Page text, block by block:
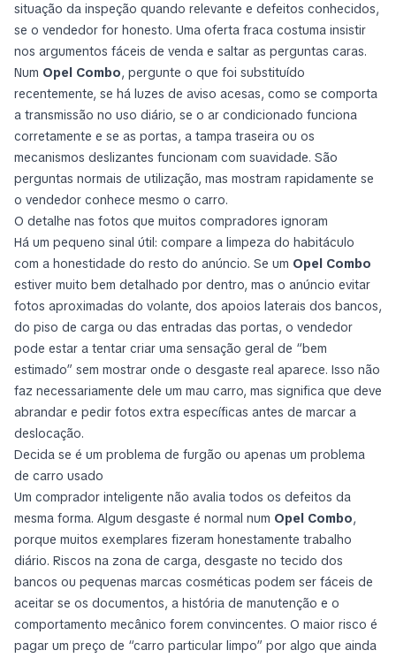
situação da inspeção quando relevante e defeitos conhecidos,
se o vendedor for honesto. Uma oferta fraca costuma insistir
nos argumentos fáceis de venda e saltar as perguntas caras.
Num Opel Combo, pergunte o que foi substituído
recentemente, se há luzes de aviso acesas, como se comporta
a transmissão no uso diário, se o ar condicionado funciona
corretamente e se as portas, a tampa traseira ou os
mecanismos deslizantes funcionam com suavidade. São
perguntas normais de utilização, mas mostram rapidamente se
o vendedor conhece mesmo o carro.
O detalhe nas fotos que muitos compradores ignoram
Há um pequeno sinal útil: compare a limpeza do habitáculo
com a honestidade do resto do anúncio. Se um Opel Combo
estiver muito bem detalhado por dentro, mas o anúncio evitar
fotos aproximadas do volante, dos apoios laterais dos bancos,
do piso de carga ou das entradas das portas, o vendedor
pode estar a tentar criar uma sensação geral de “bem
estimado” sem mostrar onde o desgaste real aparece. Isso não
faz necessariamente dele um mau carro, mas significa que deve
abrandar e pedir fotos extra específicas antes de marcar a
deslocação.
Decida se é um problema de furgão ou apenas um problema
de carro usado
Um comprador inteligente não avalia todos os defeitos da
mesma forma. Algum desgaste é normal num Opel Combo,
porque muitos exemplares fizeram honestamente trabalho
diário. Riscos na zona de carga, desgaste no tecido dos
bancos ou pequenas marcas cosméticas podem ser fáceis de
aceitar se os documentos, a história de manutenção e o
comportamento mecânico forem convincentes. O maior risco é
pagar um preço de “carro particular limpo” por algo que ainda